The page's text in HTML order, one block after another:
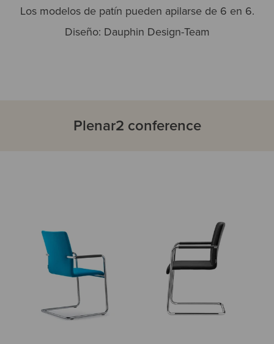
Los modelos de patín pueden apilarse de 6 en 6.
Diseño: Dauphin Design-Team
Plenar2 conference